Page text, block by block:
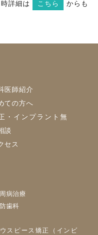
詳細は こちら
からも
医師紹介
ての方へ
・インプラント無
談
セス
病治療
歯科
スピース矯正（インビ